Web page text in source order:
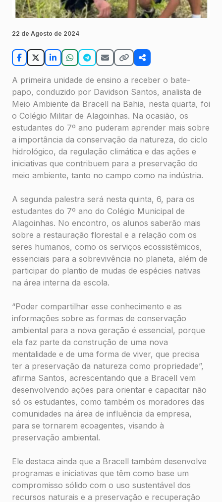
22 de Agosto de 2024
A primeira unidade de ensino a receber o bate-
papo, conduzido por Davidson Santos, analista de
Meio Ambiente da Bracell na Bahia, nesta quarta, foi
o Colégio Militar de Alagoinhas. Na ocasião, os
estudantes do 7º ano puderam aprender mais sobre
a importância da conservação da natureza, do ciclo
hidrológico, da regulação climática e das ações e
iniciativas que contribuem para a preservação do
meio ambiente, tanto no campo como na indústria.
A segunda palestra será nesta quinta, 6, para os
estudantes do 7º ano do Colégio Municipal de
Alagoinhas. No encontro, os alunos saberão mais
sobre a restauração florestal e a relação com os
seres humanos, como os serviços ecossistêmicos,
essenciais para a sobrevivência no planeta, além de
participar do plantio de mudas de espécies nativas
na área interna da escola.
“Poder compartilhar esse conhecimento e as
informações sobre as formas de conservação
ambiental para a nova geração é essencial, porque
ela faz parte da construção de uma nova
mentalidade e de uma forma de viver, que precisa
ter a preservação da natureza como propriedade”,
afirma Santos, acrescentando que a Bracell vem
desenvolvendo ações para orientar e capacitar não
só os estudantes, como também os moradores das
comunidades na área de influência da empresa,
para se tornarem ecoagentes, visando à
preservação ambiental.
Ele destaca ainda que a Bracell também desenvolve
programas e iniciativas que têm como base um
compromisso sólido com o uso sustentável dos
recursos naturais e a preservação e recuperação